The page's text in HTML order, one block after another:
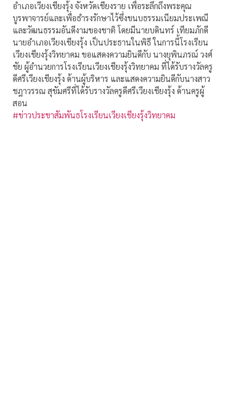
อำเภอเวียงเชียงรุ้ง จังหวัดเชียงราย เพื่อระลึกถึงพระคุณ
บูรพาจารย์และเพื่อธำรงรักษาไว้ซึ่งขนบธรรมเนียมประเพณี
และวัฒนธรรมอันดีงามของชาติ โดยมีนายบดินทร์ เทียมภักดี
นายอำเภอเวียงเชียงรุ้ง เป็นประธานในพิธี ในการนี้โรงเรียน
เวียงเชียงรุ้งวิทยาคม ขอแสดงความยินดีกับ นางยุพินภรณ์ วงศ์
ชัย ผู้อำนวยการโรงเรียนเวียงเชียงรุ้งวิทยาคม ที่ได้รับรางวัลครู
ดีศรีเวียงเชียงรุ้ง ด้านผู้บริหาร และแสดงความยินดีกับนางสาว
ชฎาวรรณ สุขัมศรีที่ได้รับรางวัลครูดีศรีเวียงเชียงรุ้ง ด้านครูผู้
สอน
#ข่าวประชาสัมพันธโรงเรียนเวียงเชียงรุ้งวิทยาคม